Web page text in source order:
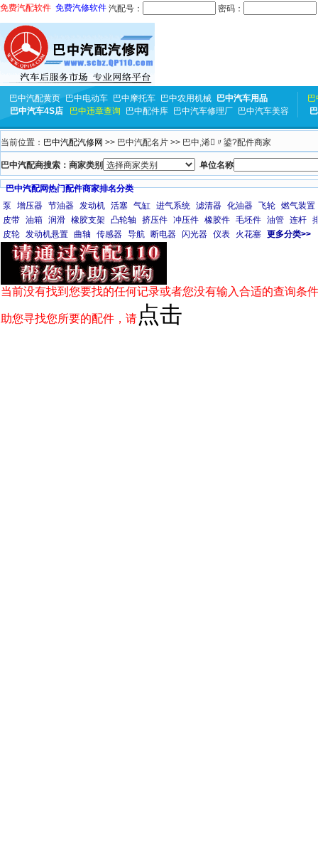
免费汽配软件 免费汽修软件 汽配号： 密码：
巴中汽配黄页 巴中电动车 巴中摩托车 巴中农用机械
巴中汽车用品
巴中汽车4S店
巴中违章查询 巴中配件库 巴中汽车修理厂 巴中汽车美容
当前位置： 巴中汽配汽修网 >> 巴中汽配名片 >> 巴中,浠〃鍙?配件商家
巴中汽配商搜索：商家类别 单位名称
巴中汽配网热门配件商家排名分类
泵
增压器 节油器 发动机 活塞 气缸 进气系统 滤清器 化油器 飞轮 燃气装置
皮带 油箱 润滑 橡胶支架 凸轮轴 挤压件 冲压件 橡胶件 毛坯件 油管 连杆
皮轮 发动机悬置 曲轴 传感器 导航 断电器 闪光器 仪表 火花塞 更多分类>>
当前没有找到您要找的任何记录或者您没有输入合适的查询条
助您寻找您所要的配件，请 点击